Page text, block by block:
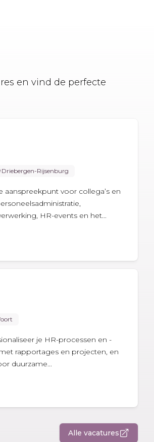
en vind de perfecte
Driebergen-Rijsenburg
aanspreekpunt voor collega’s en
HR-events en het...
je HR-processen en -
rapportages en projecten, en
duurzame...
Alle vacatures